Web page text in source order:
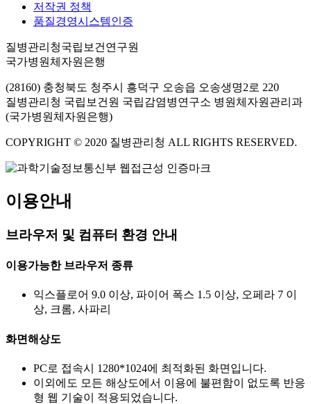
저작권 정책
품질경영시스템인증
질병관리청국립보건연구원
국가병원체자원은행
(28160) 충청북도 청주시 흥덕구 오송읍 오송생명2로 220
질병관리청 국립보건원 국립감염병연구소 병원체자원관리과
(국가병원체자원은행)
COPYRIGHT © 2020 질병관리청 ALL RIGHTS RESERVED.
이용안내
브라우저 및 컴퓨터 환경 안내
이용가능한 브라우저 종류
익스플로어 9.0 이상, 파이어 폭스 1.5 이상, 오페라 7 이
상, 크롬, 사파리
화면해상도
PC로 접속시 1280*1024에 최적화된 화면입니다.
이외에도 모든 해상도에서 이용에 불편함이 없도록 반응
형 웹 기술이 적용되었습니다.